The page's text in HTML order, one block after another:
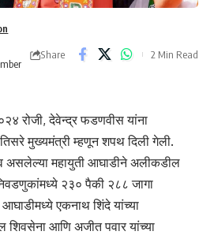
Share 2 Min Read
रोजी, देवेन्द्र फडणवीस यांना
तिसरे मुख्यमंत्री म्हणून शपथ दिली गेली.
असलेल्या महायुती आघाडीने अलीकडील
२३० पैकी २८८ जागा
एकनाथ शिंदे यांच्या
शिवसेना आणि अजीत पवार यांच्या